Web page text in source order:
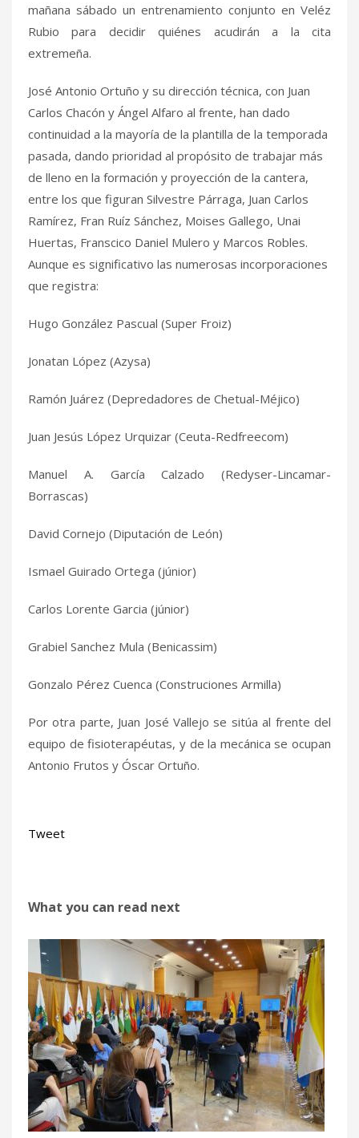
mañana sábado un entrenamiento conjunto en Veléz
Rubio para decidir quiénes acudirán a la cita
extremeña.
José Antonio Ortuño y su dirección técnica, con Juan
Carlos Chacón y Ángel Alfaro al frente, han dado
continuidad a la mayoría de la plantilla de la temporada
pasada, dando prioridad al propósito de trabajar más
de lleno en la formación y proyección de la cantera,
entre los que figuran Silvestre Párraga, Juan Carlos
Ramírez, Fran Ruíz Sánchez, Moises Gallego, Unai
Huertas, Franscico Daniel Mulero y Marcos Robles.
Aunque es significativo las numerosas incorporaciones
que registra:
Hugo González Pascual (Super Froiz)
Jonatan López (Azysa)
Ramón Juárez (Depredadores de Chetual-Méjico)
Juan Jesús López Urquizar (Ceuta-Redfreecom)
Manuel A. García Calzado (Redyser-Lincamar-
Borrascas)
David Cornejo (Diputación de León)
Ismael Guirado Ortega (júnior)
Carlos Lorente Garcia (júnior)
Grabiel Sanchez Mula (Benicassim)
Gonzalo Pérez Cuenca (Construciones Armilla)
Por otra parte, Juan José Vallejo se sitúa al frente del
equipo de fisioterapéutas, y de la mecánica se ocupan
Antonio Frutos y Óscar Ortuño.
Tweet
What you can read next